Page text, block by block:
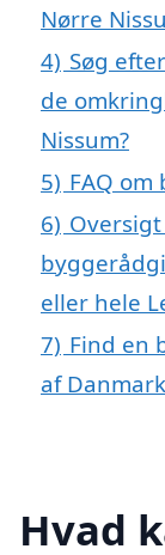
Nørre
4) Søg
de
Nissum?
5) FAQ
6)
eller hele
7) Find en
af Danmark
Hvad